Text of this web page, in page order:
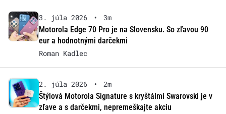
3. júla 2026 •
3m
Motorola Edge 70 Pro je na Slovensku. So zľavou 90
eur a hodnotnými darčekmi
Roman Kadlec
2. júla 2026 •
2m
Štýlová Motorola Signature s kryštálmi Swarovski je v
zľave a s darčekmi, nepremeškajte akciu